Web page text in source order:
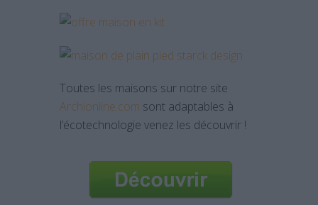
Toutes les maisons sur notre site
Archionline.com sont adaptables à
l’écotechnologie venez les découvrir !